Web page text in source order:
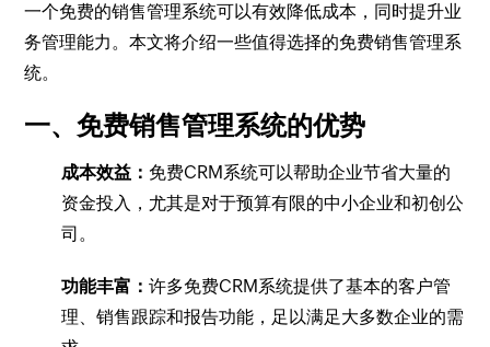
一个免费的销售管理系统可以有效降低成本，同时提升业
务管理能力。本文将介绍一些值得选择的免费销售管理系
统。
一、免费销售管理系统的优势
成本效益： 免费CRM系统可以帮助企业节省大量的
资金投入，尤其是对于预算有限的中小企业和初创公
司。
功能丰富：许多免费CRM系统提供了基本的客户管
理、销售跟踪和报告功能，足以满足大多数企业的需